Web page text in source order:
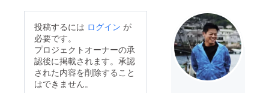
投稿するには ログイン が
必要です。
プロジェクトオーナーの承
認後に掲載されます。承認
された内容を削除すること
はできません。